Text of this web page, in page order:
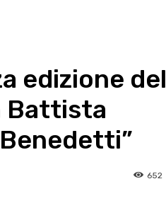
edizione del
Battista
652